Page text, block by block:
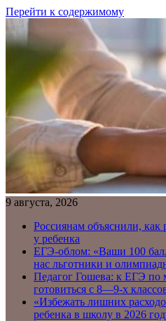
Перейти к содержимому
9 августа, 2026
Россиянам объяснили, как
у ребенка
ЕГЭ-облом: «Ваши 100
нас льготники и
Педагог Гошева: к ЕГЭ по
готовиться с 8—9-х
«Избежать лишних
ребенка в школу в 2026